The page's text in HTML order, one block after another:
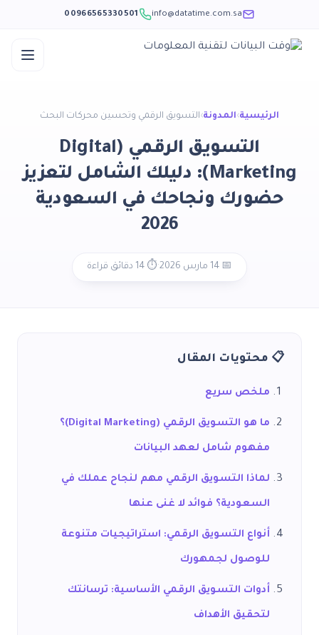
info@datatime.com.sa
00966565330501
الرئيسية›المدونة›التسويق الرقمي وتحسين محركات البحث
التسويق الرقمي (Digital
Marketing): دليلك الشامل لتعزيز
حضورك ونجاحك في السعودية
2026
📅 14 مارس 2026 ·⏱️ 14 دقائق قراءة
📋 محتويات المقال
ملخص سريع
ما هو التسويق الرقمي (Digital Marketing)؟
مفهوم شامل لعهد البيانات
لماذا التسويق الرقمي مهم لنجاح عملك في
السعودية؟ فوائد لا غنى عنها
أنواع التسويق الرقمي: استراتيجيات متنوعة
للوصول لجمهورك
أدوات التسويق الرقمي الأساسية: ترسانتك
لتحقيق الأهداف